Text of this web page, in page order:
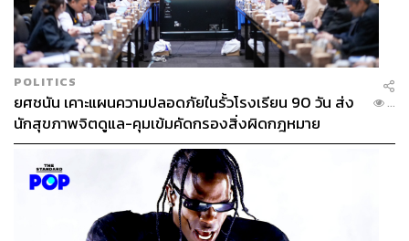
ผู้เชี่ยวชาญด้านการ Productive จำนวนมากจึงได้แนะนำว่า
ในทุกๆ วันหากเป็นไปได้ควรที่จะเปิดวันมาด้วยการทำงานที่
สำคัญที่สุดก่อน อย่างที่นักเขียนชาวอเมริกันชื่อดังอย่าง
มาร์ค ทเวน (Mark Twain) เคยกล่าวไว้ว่า “หากคุณกินกบที่มี
ชีวิตอยู่ คุณจะไม่จำเป็นต้องจ่ายเพื่อนั่งอยู่ในร้านและจ้องมอง
มันเป็นเวลานาน”
หรือก็คือวิธีการที่ดีที่สุดคือการลงมือทำ และทุกครั้งที่จัด
ลำดับ ให้กบพวกนี้อยู่ในลำดับบนๆ ก่อน เพราะไม่ใช่แค่ทำ
สำเร็จแล้วจะเป็นการเสร็จไปเป็นอย่างๆ แต่ยังก่อให้เกิดแรง
POLITICS
ยศชนัน เคาะแผนความปลอดภัยในรั้วโรงเรียน 90 วัน ส่ง
นักสุขภาพจิตดูแล-คุมเข้มคัดกรองสิ่งผิดกฎหมาย
...